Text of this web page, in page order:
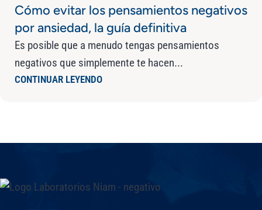
Cómo evitar los pensamientos negativos
por ansiedad, la guía definitiva
Es posible que a menudo tengas pensamientos
negativos que simplemente te hacen...
CONTINUAR LEYENDO